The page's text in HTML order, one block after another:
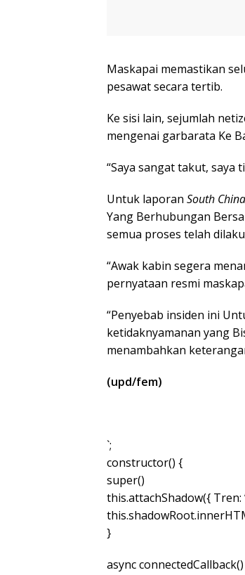
Maskapai memastikan
pesawat secara tertib.
Ke sisi lain, sejumlah
mengenai garbarata Ke
“Saya sangat takut, saya
Untuk laporan South
Yang Berhubungan
semua proses telah
“Awak kabin segera
pernyataan resmi
“Penyebab insiden ini
ketidaknyamanan yang
menambahkan
(upd/fem)
`;
constructor() {
super()
this.attachShadow({ Tren:
}
async